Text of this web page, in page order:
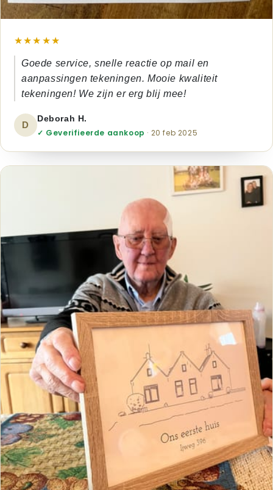
★★★★★
Goede service, snelle reactie op mail en
aanpassingen tekeningen. Mooie kwaliteit
tekeningen! We zijn er erg blij mee!
D
Deborah H.
✓ Geverifieerde aankoop · 20 feb 2025